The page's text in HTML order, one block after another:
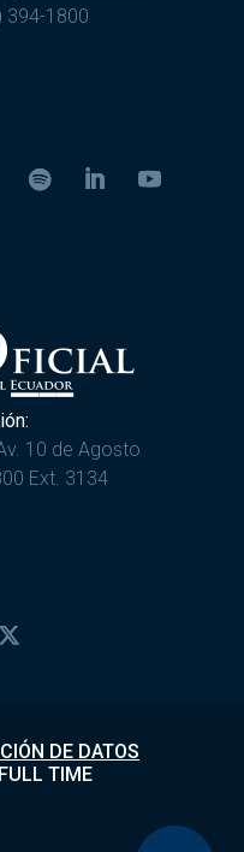
394-1800
10 de Agosto
Ext. 3134
DE DATOS
FULL TIME